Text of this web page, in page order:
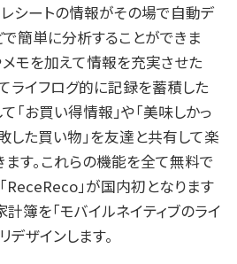
シートの情報がその場で自動デ
で簡単に分析することができま
メモを加えて情報を充実させた
ライフログ的に記録を蓄積した
「お買い得情報」や「美味しかっ
した買い物」を友達と共有して楽
ます。これらの機能を全て無料で
ReceReco」が国内初となります
計簿を「モバイルネイティブのライ
デザインします。